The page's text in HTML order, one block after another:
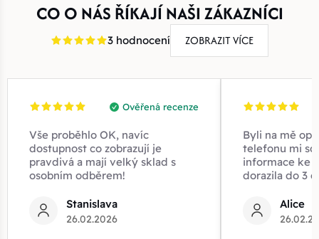
CO O NÁS ŘÍKAJÍ NAŠI ZÁKAZNÍCI
3 hodnocení ZOBRAZIT VÍCE
Ověřená recenze
Vše proběhlo OK, navíc
dostupnost co zobrazují je
pravdivá a mají velký sklad s
osobním odběrem!
Stanislava
26.02.2026
Byli na mě
telefonu mi
informace ke
dorazila do 3
Alice